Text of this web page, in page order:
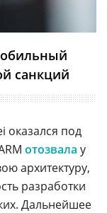
санкций
оказался под
отозвала у
архитектуру,
разработки
Дальнейшее